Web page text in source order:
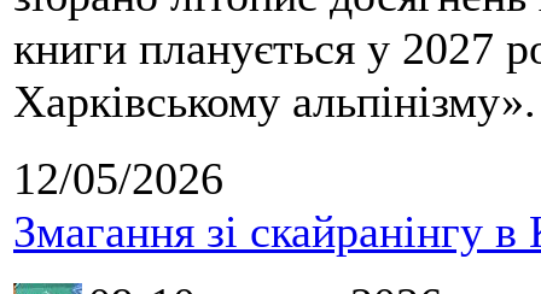
книги планується у 2027
Харківському альпінізму».
12/05/2026
Змагання зі скайранінгу в